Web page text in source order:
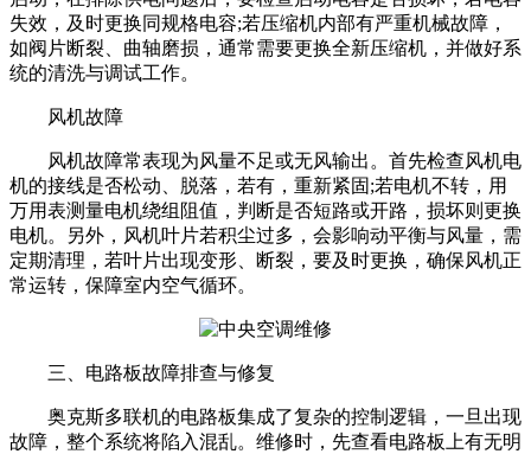
失效，及时更换同规格电容;若压缩机内部有严重机械故障，
如阀片断裂、曲轴磨损，通常需要更换全新压缩机，并做好系
统的清洗与调试工作。
风机故障
风机故障常表现为风量不足或无风输出。首先检查风机电
机的接线是否松动、脱落，若有，重新紧固;若电机不转，用
万用表测量电机绕组阻值，判断是否短路或开路，损坏则更换
电机。另外，风机叶片若积尘过多，会影响动平衡与风量，需
定期清理，若叶片出现变形、断裂，要及时更换，确保风机正
常运转，保障室内空气循环。
三、电路板故障排查与修复
奥克斯多联机的电路板集成了复杂的控制逻辑，一旦出现
故障，整个系统将陷入混乱。维修时，先查看电路板上有无明